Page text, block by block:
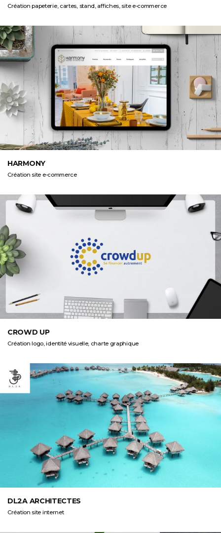
Création papeterie, cartes, stand, affiches, site e-commerce
HARMONY
Création site e-commerce
CROWD UP
Création logo, identité visuelle, charte graphique
DL2A ARCHITECTES
Création site internet